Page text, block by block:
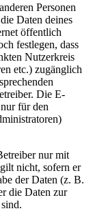
Personen
Daten deines
öffentlich
festlegen, dass
Nutzerkreis
etc.) zugänglich
Die E-
für den
nur mit
nicht, sofern er
der Daten (z. B.
die Daten zur